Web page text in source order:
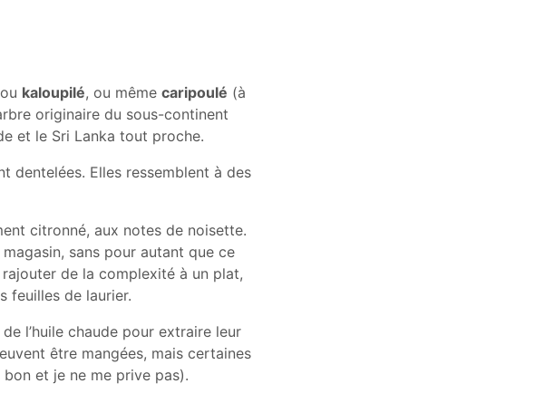
ou kaloupilé, ou mêmecaripoulé (à
originaire du sous-continent
et le Sri Lanka tout proche.
dentelées. Elles ressemblent à des
citronné, aux notes de noisette.
sans pour autant que ce
de la complexité à un plat,
feuilles de laurier.
l’huile chaude pour extraire leur
être mangées, mais certaines
et je ne me prive pas).